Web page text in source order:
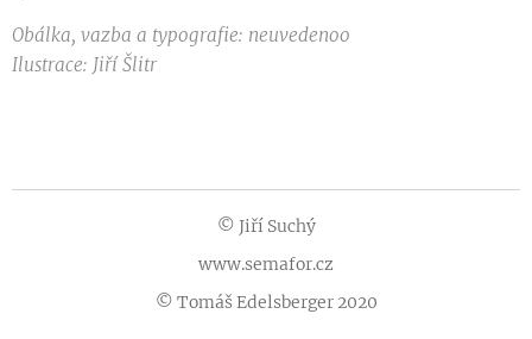
Obálka, vazba a typografie: neuvedenoo
Ilustrace: Jiří Šlitr
© Jiří Suchý
www.semafor.cz
© Tomáš Edelsberger 2020